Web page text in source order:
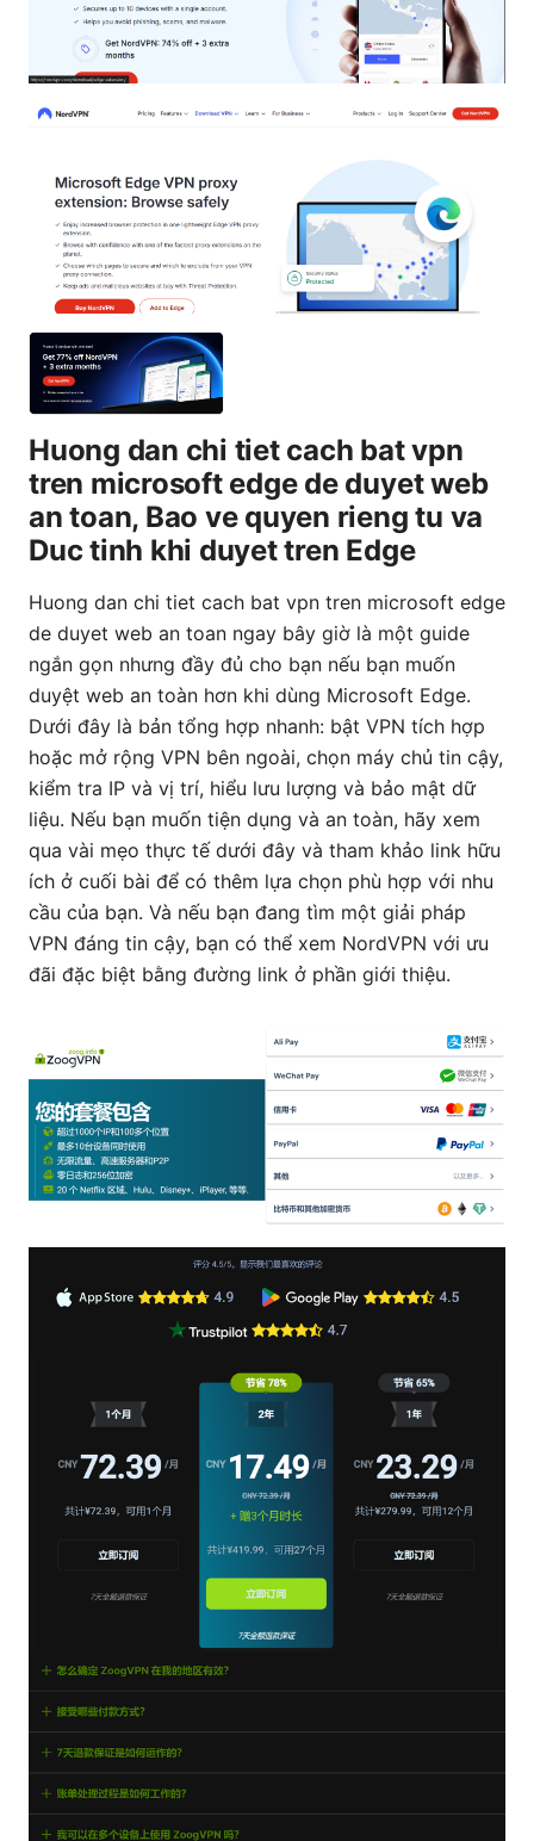
Huong dan chi tiet cach bat vpn
tren microsoft edge de duyet web
an toan, Bao ve quyen rieng tu va
Duc tinh khi duyet tren Edge
Huong dan chi tiet cach bat vpn tren microsoft edge
de duyet web an toan ngay bây giờ là một guide
ngắn gọn nhưng đầy đủ cho bạn nếu bạn muốn
duyệt web an toàn hơn khi dùng Microsoft Edge.
Dưới đây là bản tổng hợp nhanh: bật VPN tích hợp
hoặc mở rộng VPN bên ngoài, chọn máy chủ tin cậy,
kiểm tra IP và vị trí, hiểu lưu lượng và bảo mật dữ
liệu. Nếu bạn muốn tiện dụng và an toàn, hãy xem
qua vài mẹo thực tế dưới đây và tham khảo link hữu
ích ở cuối bài để có thêm lựa chọn phù hợp với nhu
cầu của bạn. Và nếu bạn đang tìm một giải pháp
VPN đáng tin cậy, bạn có thể xem NordVPN với ưu
đãi đặc biệt bằng đường link ở phần giới thiệu.